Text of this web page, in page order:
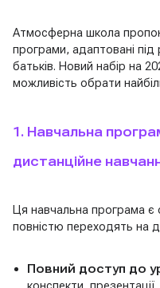
Атмосферна школа
програми, адаптовані під
батьків. Новий набір на
можливість обрати
1. Навчальна
дистанційне
Ця навчальна програма є
повністю переходять на
Повний доступ до